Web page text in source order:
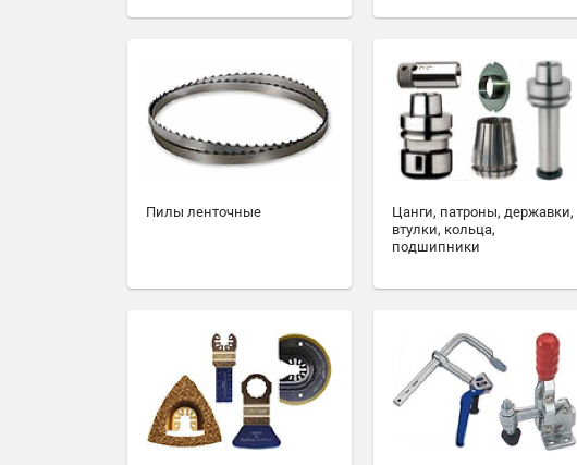
Пилы ленточные
Цанги, патроны, державки,
втулки, кольца,
подшипники